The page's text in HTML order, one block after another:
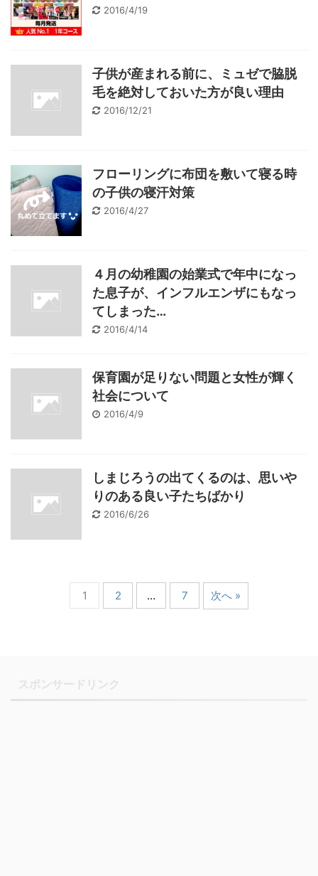
2016/4/19
子供が産まれる前に、ミュゼで脇脱
毛を絶対しておいた方が良い理由
2016/12/21
フローリングに布団を敷いて寝る時
の子供の寝汗対策
2016/4/27
４月の幼稚園の始業式で年中になっ
た息子が、インフルエンザにもなっ
てしまった…
2016/4/14
保育園が足りない問題と女性が輝く
社会について
2016/4/9
しまじろうの出てくるのは、思いや
りのある良い子たちばかり
2016/6/26
1 2 … 7 次へ »